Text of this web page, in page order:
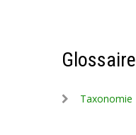
Glossaire
Taxonomie